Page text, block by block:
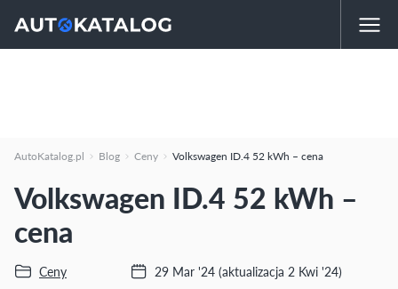
AutoKatalog.pl Blog Ceny Volkswagen ID.4 52 kWh – cena
Volkswagen ID.4 52 kWh –
cena
Ceny
29 Mar '24 (aktualizacja 2 Kwi '24)